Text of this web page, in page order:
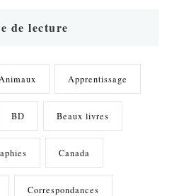
de lecture
Animaux Apprentissage
BD Beaux livres
Canada
Correspondances